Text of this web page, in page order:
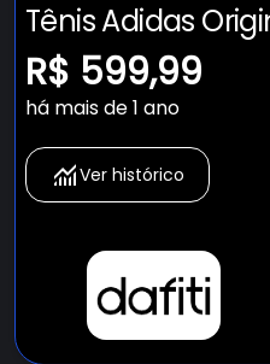
Tênis Adidas
Branco
R$ 599,99
há mais de 1 ano
Ver histórico